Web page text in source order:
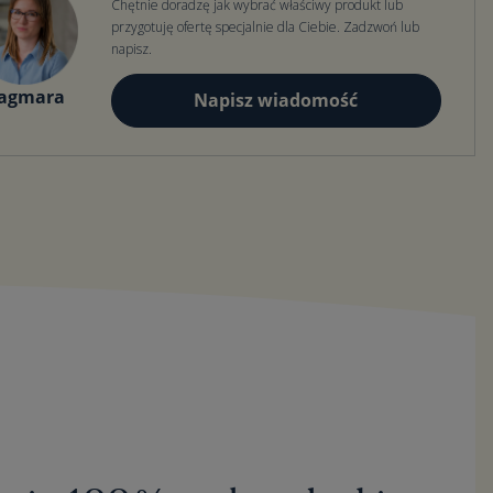
Chętnie doradzę jak wybrać właściwy produkt lub
przygotuję ofertę specjalnie dla Ciebie. Zadzwoń lub
napisz.
Napisz wiadomość